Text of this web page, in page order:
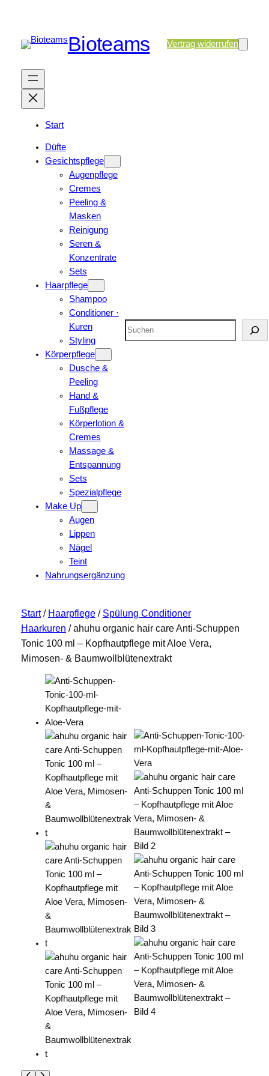
Bioteams Vertrag widerrufen
Start
Düfte
Gesichtspflege
Augenpflege
Cremes
Peeling &
Masken
Reinigung
Seren &
Konzentrate
Sets
Haarpflege
Shampoo
Conditioner ·
Kuren
Styling
Körperpflege
Dusche &
Peeling
Hand &
Fußpflege
Körperlotion &
Cremes
Massage &
Entspannung
Sets
Spezialpflege
Make Up
Augen
Lippen
Nägel
Teint
Nahrungsergänzung
Suchen
Start/ Haarpflege/ Spülung Conditioner
Haarkuren / ahuhu organic hair care Anti-Schuppen
Tonic 100 ml – Kopfhautpflege mit Aloe Vera,
Mimosen- & Baumwollblütenextrakt